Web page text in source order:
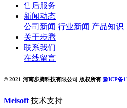
售后服务
新闻动态
公司新闻 行业新闻 产品知识
关于步腾
联系我们
在线留言
© 2021 河南步腾科技有限公司 版权所有 豫ICP备
Meisoft 技术支持